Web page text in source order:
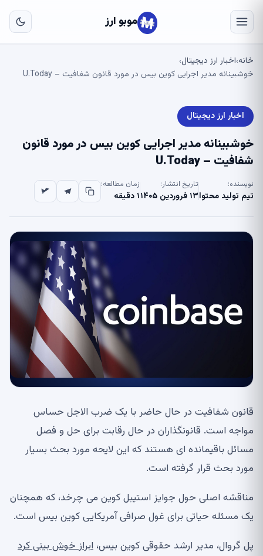
موبو ارز
خانه›اخبار ارز دیجیتال›
خوشبینانه مدیر اجرایی کوین بیس در مورد قانون شفافیت – U.Today
اخبار ارز دیجیتال
خوشبینانه مدیر اجرایی کوین بیس در مورد قانون
شفافیت – U.Today
نویسنده:
تیم تولید محتوا
تاریخ انتشار:
۱۳ فروردین ۱۴۰۵
زمان مطالعه:
۱ دقیقه
قانون شفافیت در حال حاضر با یک ضرب الاجل حساس
مواجه است. قانونگذاران در حال رقابت برای حل و فصل
مسائل باقیمانده ای هستند که این لایحه مورد بحث بسیار
مورد بحث قرار گرفته است.
مناقشه اصلی حول جوایز استیبل کوین می چرخد، که همچنان
یک مسئله حیاتی برای غول صرافی آمریکایی کوین بیس است.
پل گروال، مدیر ارشد حقوقی کوین بیس، ابراز خوش بینی کرد